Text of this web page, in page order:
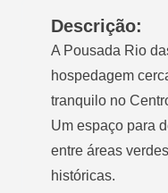
Descrição:
A Pousada Rio
hospedagem
tranquilo no
Um espaço para
entre áreas
históricas.